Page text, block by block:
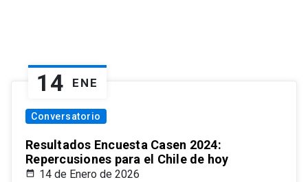
14 ENE
Conversatorio
Resultados Encuesta Casen 2024:
Repercusiones para el Chile de hoy
14 de Enero de 2026